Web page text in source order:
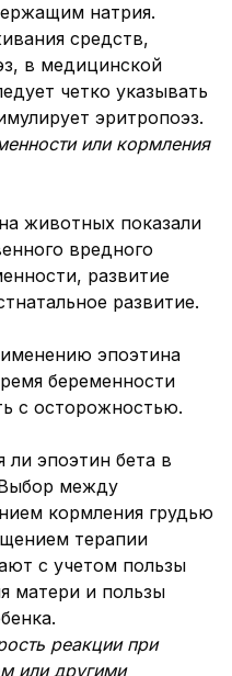
натрия.
средств,
в медицинской
четко указывать
эритропоэз.
или кормления
животных показали
вредного
развитие
развитие.
эпоэтина
беременности
с осторожностью.
ли эпоэтин бета в
между
кормления грудью
терапии
с учетом пользы
матери и пользы
реакции при
или другими